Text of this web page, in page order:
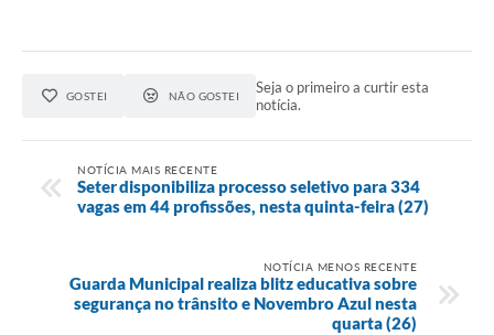
GOSTEI NÃO GOSTEI
Seja o primeiro a curtir esta
notícia.
NOTÍCIA MAIS RECENTE
Seter disponibiliza processo seletivo para 334
vagas em 44 profissões, nesta quinta-feira (27)
NOTÍCIA MENOS RECENTE
Guarda Municipal realiza blitz educativa sobre
segurança no trânsito e Novembro Azul nesta
quarta (26)